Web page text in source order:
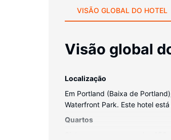
VISÃO GLOBAL DO HOTEL
Visão global
Localização
Em Portland (Baixa de
Waterfront Park. Este hotel
Quartos